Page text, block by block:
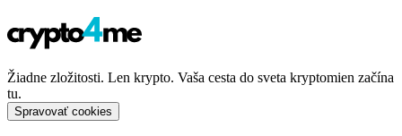
Žiadne zložitosti. Len krypto. Vaša cesta do sveta kryptomien začína
tu.
Spravovať cookies